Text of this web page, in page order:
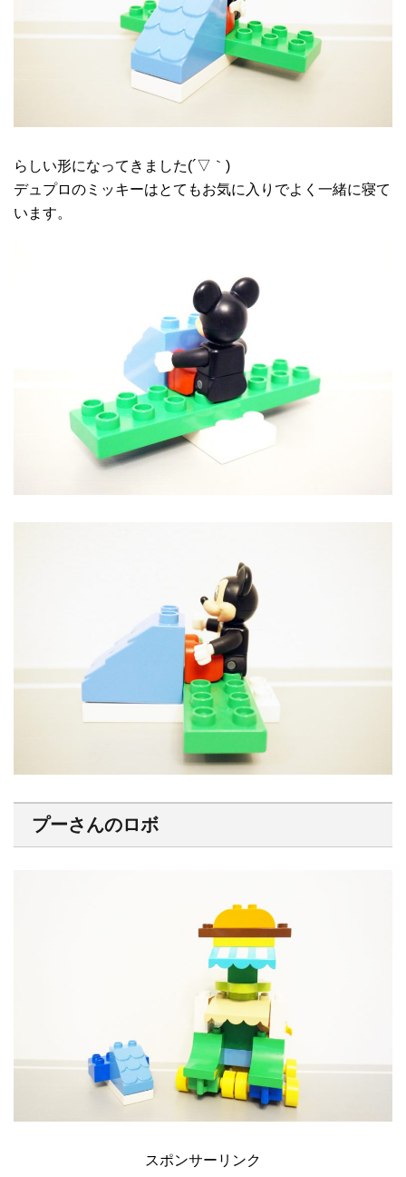
らしい形になってきました(´▽｀)
デュプロのミッキーはとてもお気に入りでよく一緒に寝て
います。
プーさんのロボ
スポンサーリンク